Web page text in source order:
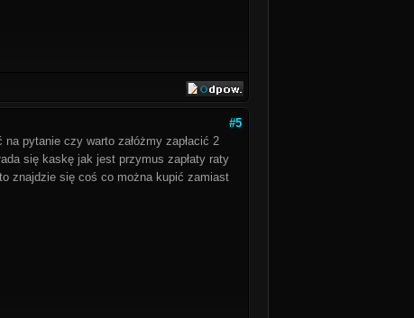
#5
pytanie czy warto załóżmy zapłacić 2
się kaskę jak jest przymus zapłaty raty
znajdzie się coś co można kupić zamiast